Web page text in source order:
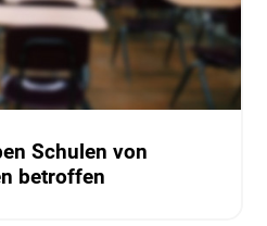
Schulen von
betroffen